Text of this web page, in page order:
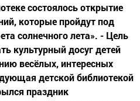
состоялось открытие
которые пройдут под
солнечного лета». - Цель
культурный досуг детей
весёлых, интересных
детской библиотекой
праздник